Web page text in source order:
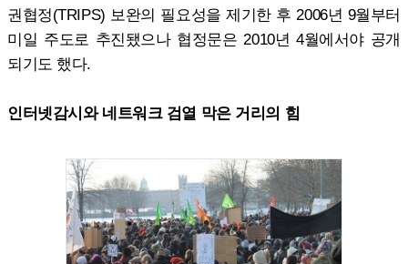
권협정(TRIPS) 보완의 필요성을 제기한 후 2006년 9월부터
미일 주도로 추진됐으나 협정문은 2010년 4월에서야 공개
되기도 했다.
인터넷감시와 네트워크 검열 막은 거리의 힘